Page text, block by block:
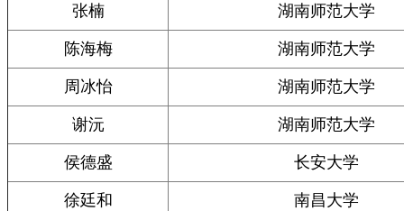
张楠 湖南师范大学
陈海梅 湖南师范大学
周冰怡 湖南师范大学
谢沅 湖南师范大学
侯德盛 长安大学
徐廷和 南昌大学